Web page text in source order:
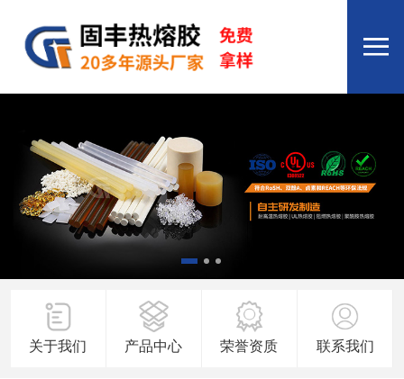
关于我们 产品中心 荣誉资质 联系我们